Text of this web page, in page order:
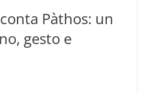
Pàthos: un
gesto e